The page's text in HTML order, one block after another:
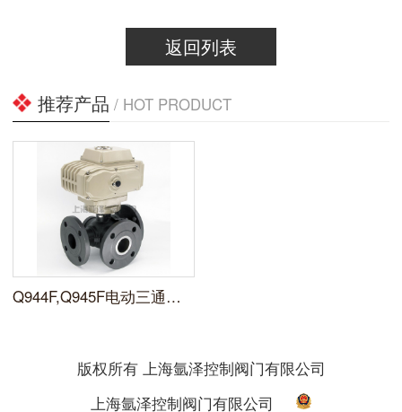
返回列表
推荐产品 / HOT PRODUCT
Q944F,Q945F电动三通球阀
版权所有 上海氩泽控制阀门有限公司
上海氩泽控制阀门有限公司